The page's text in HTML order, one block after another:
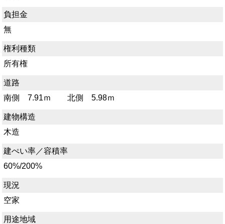
負担金
無
権利種類
所有権
道路
南側 7.91ｍ 北側 5.98ｍ
建物構造
木造
建ぺい率／容積率
60%/200%
現況
空家
用途地域